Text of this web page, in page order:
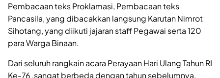
Pembacaan teks Proklamasi, Pembacaan teks
Pancasila, yang dibacakkan langsung Karutan Nimrot
Sihotang, yang diikuti jajaran staff Pegawai serta 120
para Warga Binaan.
Dari seluruh rangkain acara Perayaan Hari Ulang Tahun RI
Ke-76 ,sangat berbeda dengan tahun sebelumnya,